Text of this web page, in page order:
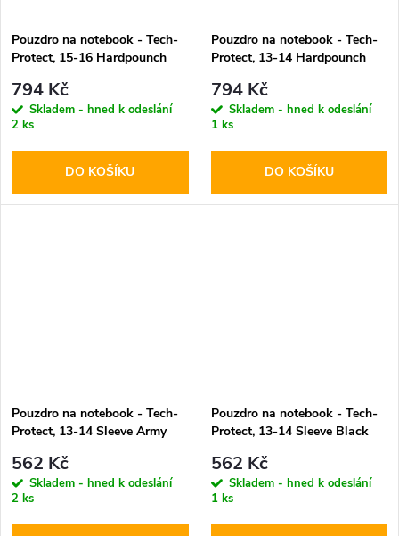
Pouzdro na notebook - Tech-
Protect, 15-16 Hardpounch
794 Kč
Skladem - hned k odeslání
2 ks
DO KOŠÍKU
Pouzdro na notebook - Tech-
Protect, 13-14 Hardpounch
794 Kč
Skladem - hned k odeslání
1 ks
DO KOŠÍKU
Pouzdro na notebook - Tech-
Protect, 13-14 Sleeve Army
562 Kč
Skladem - hned k odeslání
2 ks
Pouzdro na notebook - Tech-
Protect, 13-14 Sleeve Black
562 Kč
Skladem - hned k odeslání
1 ks